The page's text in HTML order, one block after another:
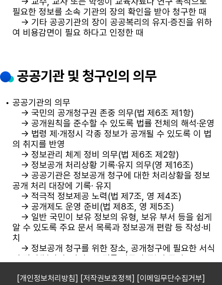
[개인정보처리방침] [저작권보호정책] [이메일무단수집거부]